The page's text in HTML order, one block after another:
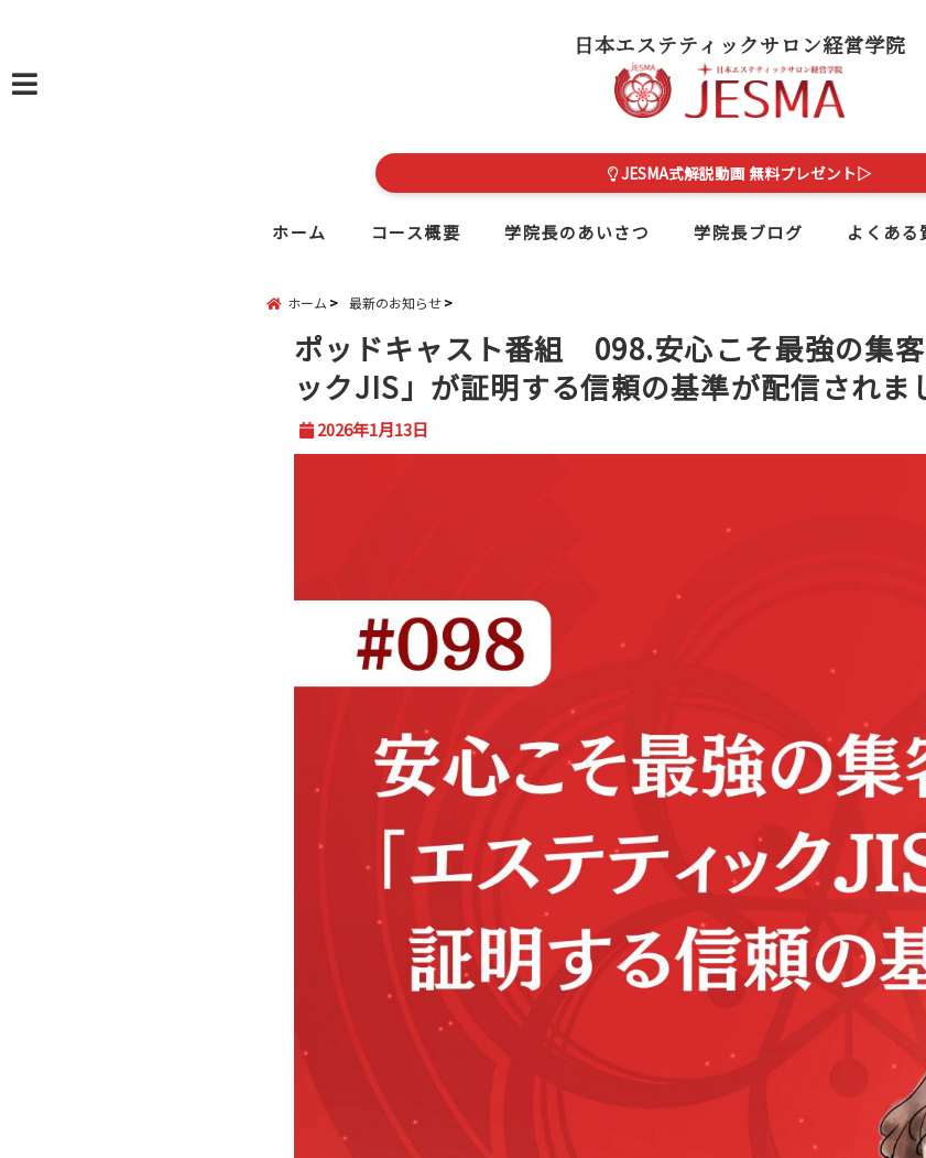
日本エステティックサロン経営学院
JESMA式解説動画 無料プレゼント▷
ホーム コース概要 学院長のあいさつ 学院長ブログ よくある
ホーム 最新のお知らせ
ポッドキャスト番組 098.安心こそ最強の集客
ックJIS」が証明する信頼の基準が配信されま
2026年1月13日